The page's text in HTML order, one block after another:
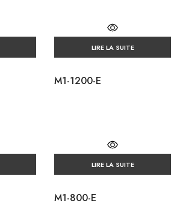
LIRE LA SUITE
M1-1200-E
LIRE LA SUITE
M1-800-E